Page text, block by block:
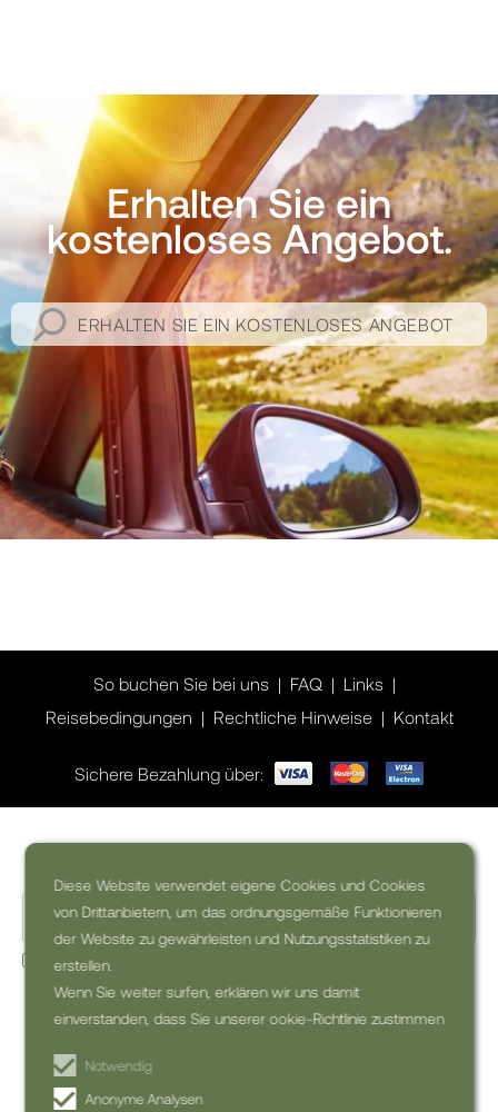
Diese Website verwendet eigene Cookies und Cookies
von Drittanbietern, um das ordnungsgemäße Funktionieren
der Website zu gewährleisten und Nutzungsstatistiken zu
erstellen.
Wenn Sie weiter surfen, erklären wir uns damit
einverstanden, dass Sie unserer ookie-Richtlinie zustimmen
Notwendig
Anonyme Analysen
Erhalten Sie ein
kostenloses Angebot.
ERHALTEN SIE EIN KOSTENLOSES ANGEBOT
So buchen Sie bei uns FAQ
Links
Reisebedingungen
Rechtliche Hinweise Kontakt
Sichere Bezahlung über:
Ja, ich möchte den kommerzielle Newsletter erhalten (kann
NEWSLETTER